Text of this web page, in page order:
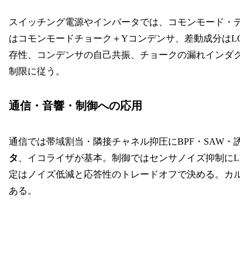
スイッチング電源やインバータでは、コモンモード
はコモンモードチョーク＋Yコンデンサ、差動成分は
存性、コンデンサの自己共振、チョークの漏れイン
制限に従う。
通信・音響・制御への応用
通信では帯域割当・隣接チャネル抑圧にBPF・SAW
タ 、イコライザが基本。制御ではセンサノイズ抑制
定はノイズ低減と応答性のトレードオフで決める。カ
ある。